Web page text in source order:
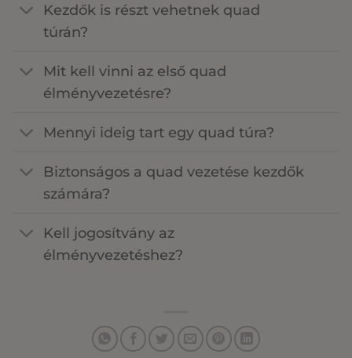
Kezdők is részt vehetnek quad
túrán?
Mit kell vinni az első quad
élményvezetésre?
Mennyi ideig tart egy quad túra?
Biztonságos a quad vezetése kezdők
számára?
Kell jogosítvány az
élményvezetéshez?